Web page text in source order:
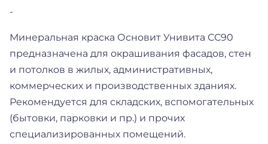
-
Минеральная краска Основит Унивита СС90
предназначена для окрашивания фасадов, стен
и потолков в жилых, административных,
коммерческих и производственных зданиях.
Рекомендуется для складских, вспомогательных
(бытовки, парковки и пр.) и прочих
специализированных помещений.